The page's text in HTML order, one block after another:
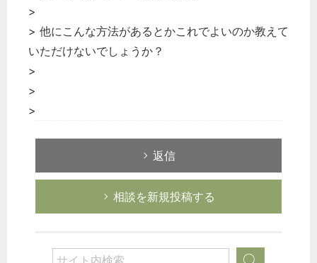
>
> 他にこんな方法があるとかこれでよいのか教えて
いただけないでしょうか？
>
>
>
返信
相談を新規投稿する